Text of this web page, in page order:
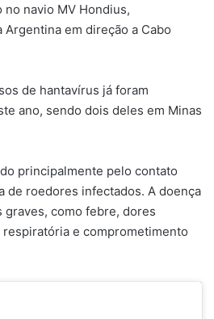
navio MV Hondius,
Argentina em direção a Cabo
de hantavírus já foram
ano, sendo dois deles em Minas
principalmente pelo contato
de roedores infectados. A doença
graves, como febre, dores
e comprometimento